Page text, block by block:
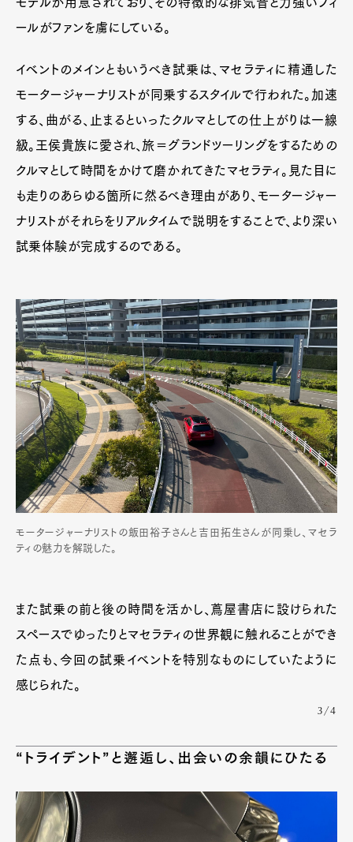
ールがファンを虜にしている。
イベントのメインともいうべき試乗は、マセラティに精通した
モータージャーナリストが同乗するスタイルで行われた。加速
する、曲がる、止まるといったクルマとしての仕上がりは一線
級。王侯貴族に愛され、旅＝グランドツーリングをするための
クルマとして時間をかけて磨かれてきたマセラティ。見た目に
も走りのあらゆる箇所に然るべき理由があり、モータージャー
ナリストがそれらをリアルタイムで説明をすることで、より深い
試乗体験が完成するのである。
モータージャーナリストの飯田裕子さんと吉田拓生さんが同乗し、マセラ
ティの魅力を解説した。
また試乗の前と後の時間を活かし、蔦屋書店に設けられた
スペースでゆったりとマセラティの世界観に触れることができ
た点も、今回の試乗イベントを特別なものにしていたように
感じられた。
3/4
“トライデント”と邂逅し、出会いの余韻にひたる